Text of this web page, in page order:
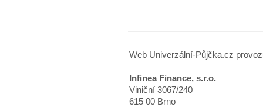
Web Univerzální-Půjčka.cz
Infinea Finance, s.r.o.
Viniční 3067/240
615 00 Brno